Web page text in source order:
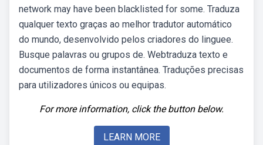
network may have been blacklisted for some. Traduza
qualquer texto graças ao melhor tradutor automático
do mundo, desenvolvido pelos criadores do linguee.
Busque palavras ou grupos de. Webtraduza texto e
documentos de forma instantânea. Traduções precisas
para utilizadores únicos ou equipas.
For more information, click the button below.
LEARN MORE